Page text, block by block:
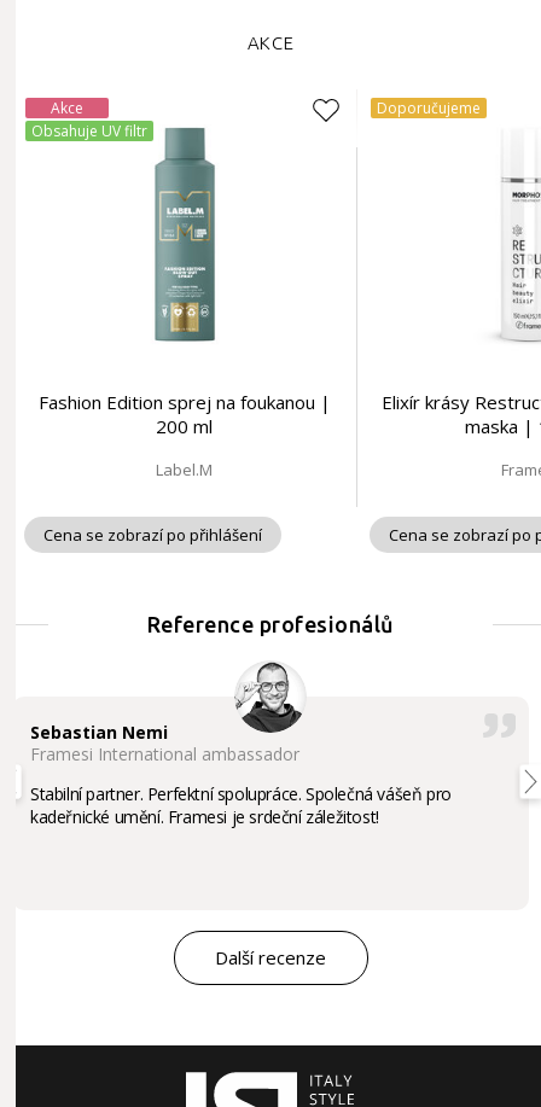
AKCE
Akce
Obsahuje UV filtr
Fashion Edition sprej na foukanou |
200 ml
Label.M
Cena se zobrazí po přihlášení
Doporučujeme
Elixír krásy
maska |
Cena se zobrazí po
Reference profesionálů
Sebastian Nemi
Framesi International ambassador
Stabilní partner. Perfektní spolupráce. Společná vášeň pro
kadeřnické umění. Framesi je srdeční záležitost!
Další recenze